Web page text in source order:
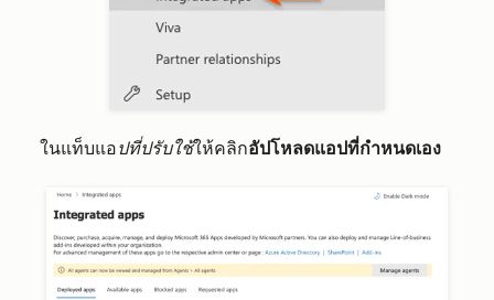
ในแท็บแอปที่ปรับใช้ให้คลิกอัปโหลดแอปที่กำหนดเอง